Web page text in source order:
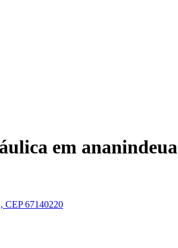
em ananindeua
67140220